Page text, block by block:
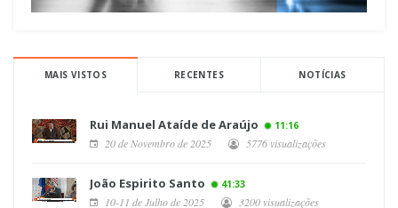
MAIS VISTOS RECENTES NOTÍCIAS
Rui Manuel Ataíde de Araújo 11:16
20 de Novembro de 2025 5776 visualizações
João Espirito Santo 41:33
10-11 de Julho de 2025 3200 visualizações